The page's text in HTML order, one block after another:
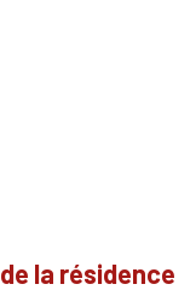
la résidence